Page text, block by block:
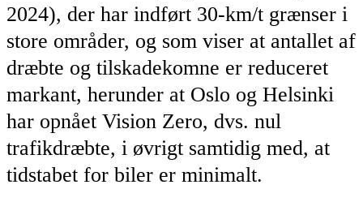
2024), der har indført 30-km/t grænser i
store områder, og som viser at antallet af
dræbte og tilskadekomne er reduceret
markant, herunder at Oslo og Helsinki
har opnået Vision Zero, dvs. nul
trafikdræbte, i øvrigt samtidig med, at
tidstabet for biler er minimalt.